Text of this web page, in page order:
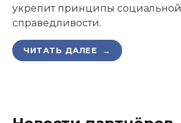
укрепит принципы социальной
справедливости.
ЧИТАТЬ ДАЛЕЕ →